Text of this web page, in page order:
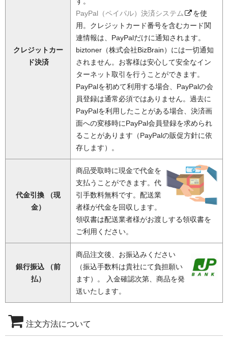
クレジットカー
ド決済
PayPal（ペイパル）決済システム
を使
用。クレジットカード番号を含むカード関
連情報は、PayPalだけに通知されます。
biztoner（株式会社BizBrain）には一切通知
されません。お客様は安心して安全なイン
ターネット取引を行うことができます。
PayPalを初めて利用する場合、PayPalの会
員登録は通常必須ではありません。過去に
PayPalを利用したことがある場合、決済画
面への変移時にPayPal会員登録を求められ
ることがあります（PayPalの販促方針に依
存します）。
代金引換 （現
金）
商品受取時に現金で代金を
支払うことができます。代
引手数料無料です。配送業
者様が代金を回収します。
領収書は配送業者様がお渡しする領収書を
ご利用ください。
銀行振込 （前
払）
商品注文後、お振込みください
（振込手数料は貴社にて負担願い
ます）。 入金確認次第、商品を発
送いたします。
注文方法について